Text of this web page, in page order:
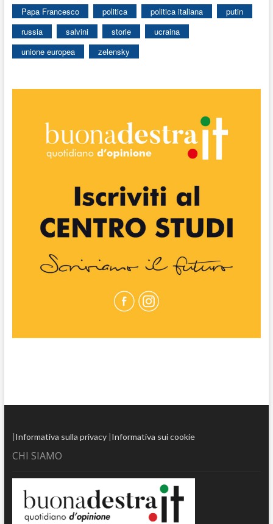
Papa Francesco
politica politica italiana
putin
russia
salvini storie
ucraina
unione europea
zelensky
|Informativa sulla privacy|Informativa sui cookie
CHI SIAMO